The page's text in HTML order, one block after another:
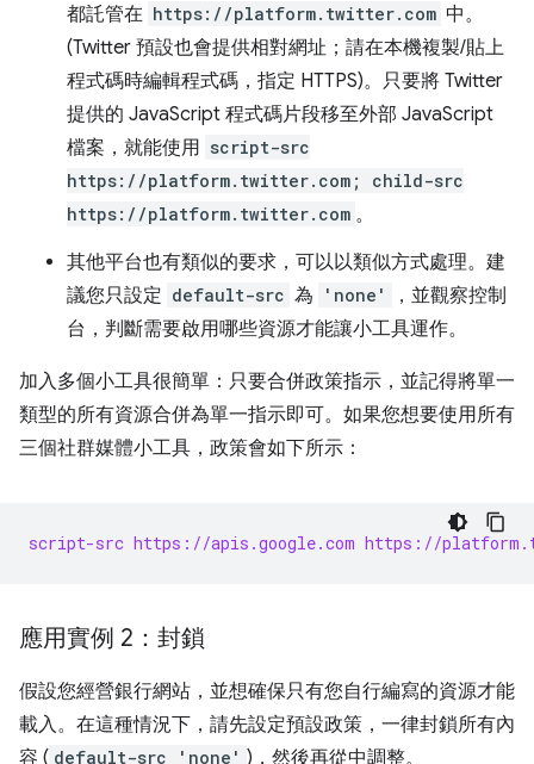
都託管在 https://platform.twitter.com 中。
(Twitter 預設也會提供相對網址；請在本機複製/貼上
程式碼時編輯程式碼，指定 HTTPS)。只要將 Twitter
提供的 JavaScript 程式碼片段移至外部 JavaScript
檔案，就能使用 script-src
https://platform.twitter.com; child-src
https://platform.twitter.com 。
其他平台也有類似的要求，可以以類似方式處理。建
議您只設定 default-src 為 'none'
，並觀察控制
台，判斷需要啟用哪些資源才能讓小工具運作。
加入多個小工具很簡單：只要合併政策指示，並記得將單一
類型的所有資源合併為單一指示即可。如果您想要使用所有
三個社群媒體小工具，政策會如下所示：
script-src https://apis.google.com https://
應用實例 2：封鎖
假設您經營銀行網站，並想確保只有您自行編寫的資源才能
載入。在這種情況下，請先設定預設政策，一律封鎖所有內
容 ( default-src 'none' )，然後再從中調整。